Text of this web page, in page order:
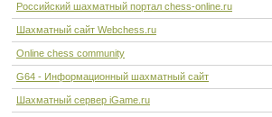
Российский шахматный портал chess-online.ru
Шахматный сайт Webchess.ru
Online chess community
G64 - Информационный шахматный сайт
Шахматный сервер iGame.ru